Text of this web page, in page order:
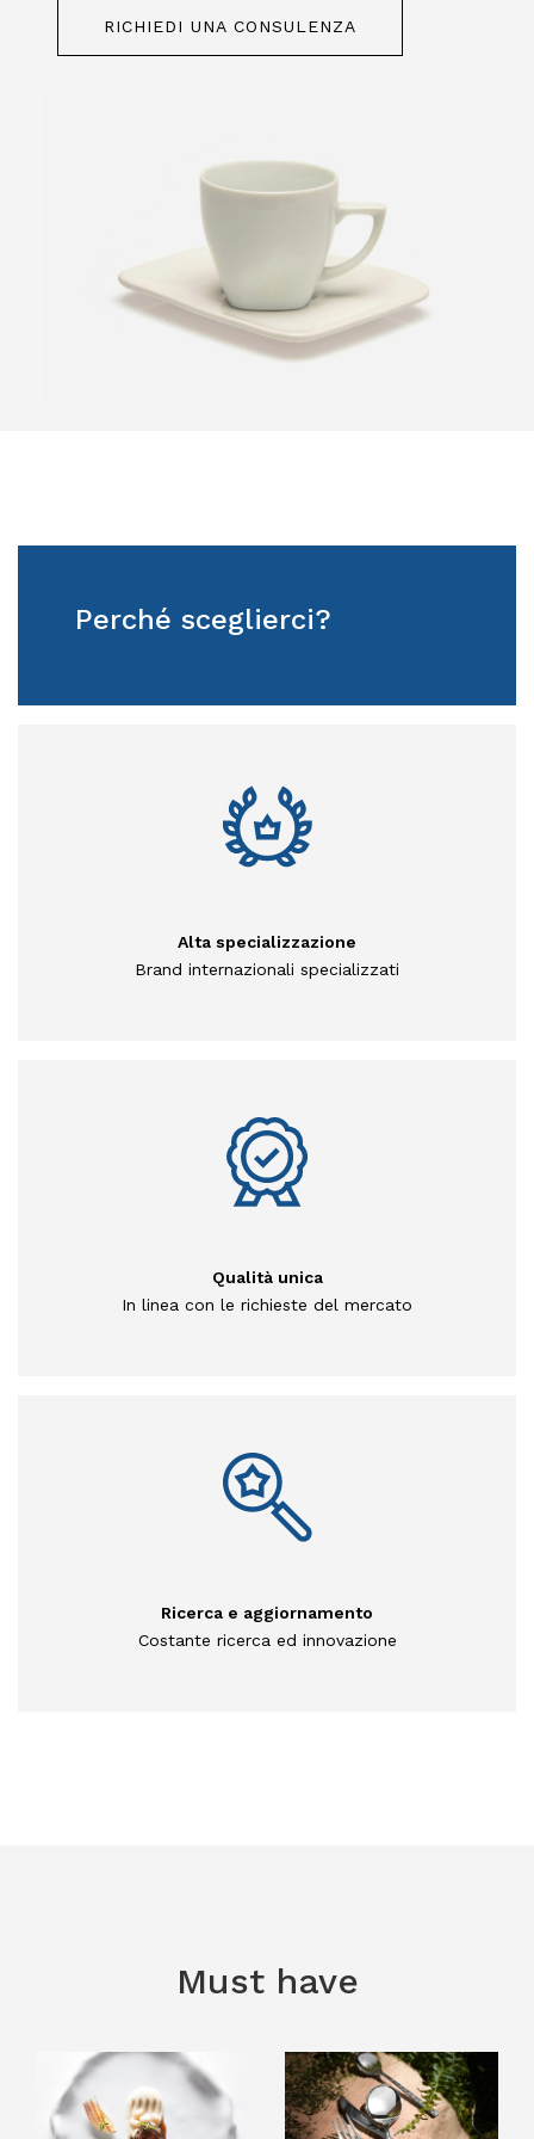
RICHIEDI UNA CONSULENZA
Perché sceglierci?
Alta specializzazione
Brand internazionali specializzati
Qualità unica
In linea con le richieste del mercato
Ricerca e aggiornamento
Costante ricerca ed innovazione
Must have